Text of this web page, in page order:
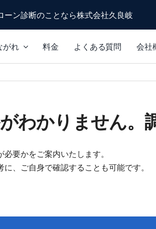
ン診断のことなら株式会社久良岐
がれ 料金 よくある質問 会社
わかりません。
要かをご案内いたします。
、ご自身で確認することも可能です。